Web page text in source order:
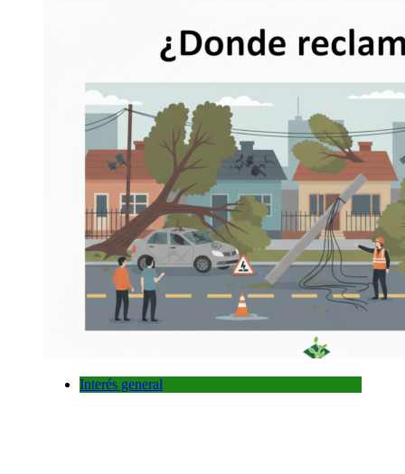
Interés general